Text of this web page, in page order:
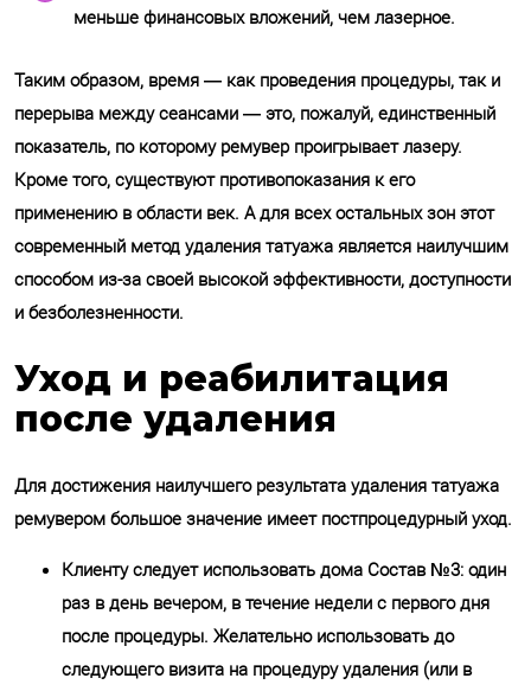
меньше финансовых вложений, чем лазерное.
Таким образом, время — как проведения процедуры, так и
перерыва между сеансами — это, пожалуй, единственный
показатель, по которому ремувер проигрывает лазеру.
Кроме того, существуют противопоказания к его
применению в области век. А для всех остальных зон этот
современный метод удаления татуажа является наилучшим
способом из-за своей высокой эффективности, доступности
и безболезненности.
Уход и реабилитация
после удаления
Для достижения наилучшего результата удаления татуажа
ремувером большое значение имеет постпроцедурный уход.
Клиенту следует использовать дома Состав №3: один
раз в день вечером, в течение недели с первого дня
после процедуры. Желательно использовать до
следующего визита на процедуру удаления (или в